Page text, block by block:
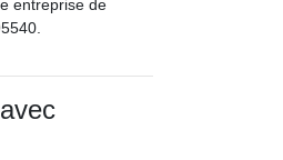
entreprise de